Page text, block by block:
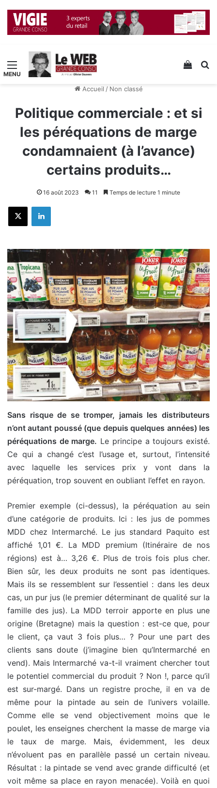
Menu Voir
Accueil / Non classé
Politique commerciale : et si
les péréquations de marge
condamnaient (à l’avance)
certains produits…
16 août 2023 11 Temps de lecture 1 minute
X Linkedin
Sans risque de se tromper, jamais les distributeurs
n’ont autant poussé (que depuis quelques années) les
péréquations de marge. Le principe a toujours existé.
Ce qui a changé c’est l’usage et, surtout, l’intensité
avec laquelle les services prix y vont dans la
péréquation, trop souvent en oubliant l’effet en rayon.
Premier exemple (ci-dessus), la péréquation au sein
d’une catégorie de produits. Ici : les jus de pommes
MDD chez Intermarché. Le jus standard Paquito est
affiché 1,01 €. La MDD premium (Itinéraire de nos
régions) est à… 3,26 €. Plus de trois fois plus cher.
Bien sûr, les deux produits ne sont pas identiques.
Mais ils se ressemblent sur l’essentiel : dans les deux
cas, un pur jus (le premier déterminant de qualité sur la
famille des jus). La MDD terroir apporte en plus une
origine (Bretagne) mais la question : est-ce que, pour
le client, ça vaut 3 fois plus… ? Pour une part des
clients sans doute (j’imagine bien qu’Intermarché en
vend). Mais Intermarché va-t-il vraiment chercher tout
le potentiel commercial du produit ? Non !, parce qu’il
est sur-margé. Dans un registre proche, il en va de
même pour la pintade au sein de l’univers volaille.
Comme elle se vend objectivement moins que le
poulet, les enseignes cherchent la masse de marge via
le taux de marge. Mais, évidemment, les deux
n’évoluent pas en parallèle passé un certain niveau.
Résultat : la pintade se vend avec grande difficulté (et
voit même sa place en rayon menacée). Voilà en quoi